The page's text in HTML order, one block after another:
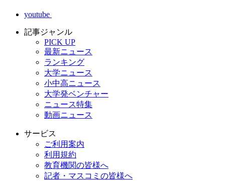
youtube
記事ジャンル
PICK UP
最新ニュース
ランキング
大学ニュース
小中高ニュース
大学発ベンチャー
ニュース特集
動画ニュース
サービス
ご利用案内
利用規約
教育機関の皆様へ
記者・マスコミの皆様へ